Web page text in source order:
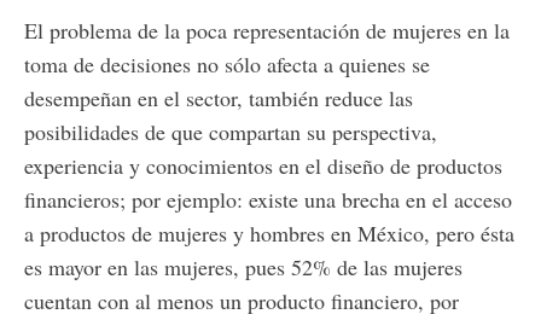
El problema de la poca representación de mujeres en la
toma de decisiones no sólo afecta a quienes se
desempeñan en el sector, también reduce las
posibilidades de que compartan su perspectiva,
experiencia y conocimientos en el diseño de productos
financieros; por ejemplo: existe una brecha en el acceso
a productos de mujeres y hombres en México, pero ésta
es mayor en las mujeres, pues 52% de las mujeres
cuentan con al menos un producto financiero, por